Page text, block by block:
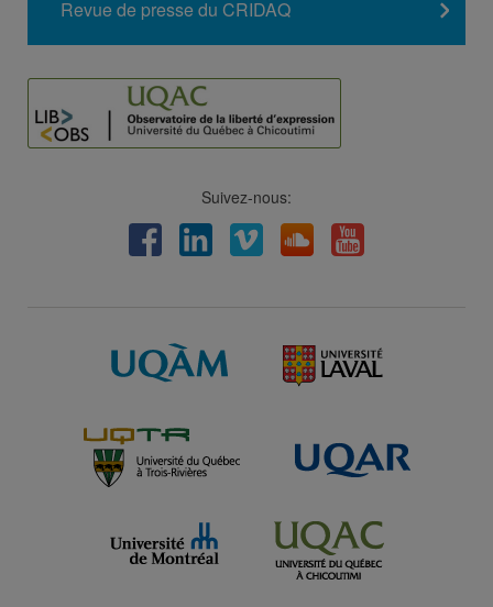
Revue de presse du CRIDAQ
Suivez-nous:
FacebookLinkedInViméo Soundcloud
Youtube